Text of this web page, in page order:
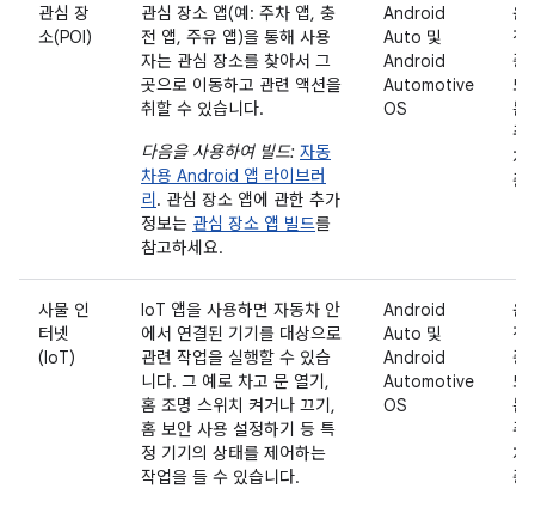
관심 장
소(POI)
관심 장소 앱(예: 주차 앱, 충
전 앱, 주유 앱)을 통해 사용
자는 관심 장소를 찾아서 그
곳으로 이동하고 관련 액션을
취할 수 있습니다.
다음을 사용하여 빌드: 자동
차용 Android 앱 라이브러
리. 관심 장소 앱에 관한 추가
정보는 관심 장소 앱 빌드를
참고하세요.
Android
Auto 및
Android
Automotive
OS
운
전
중
또
는
주
차
중
사물 인
터넷
(IoT)
IoT 앱을 사용하면 자동차 안
에서 연결된 기기를 대상으로
관련 작업을 실행할 수 있습
니다. 그 예로 차고 문 열기,
홈 조명 스위치 켜거나 끄기,
홈 보안 사용 설정하기 등 특
정 기기의 상태를 제어하는
작업을 들 수 있습니다.
Android
Auto 및
Android
Automotive
OS
운
전
중
또
는
주
차
중